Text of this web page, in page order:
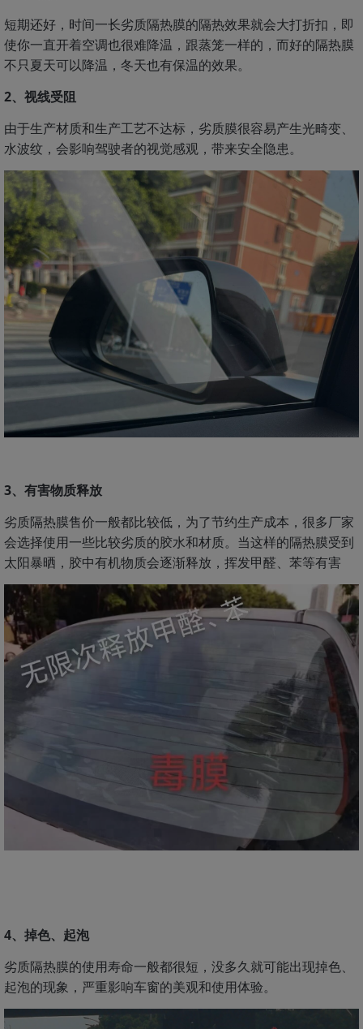
短期还好，时间一长劣质隔热膜的隔热效果就会大打折扣，即
使你一直开着空调也很难降温，跟蒸笼一样的，而好的隔热膜
不只夏天可以降温，冬天也有保温的效果。
2、视线受阻
由于生产材质和生产工艺不达标，劣质膜很容易产生光畸变、
水波纹，会影响驾驶者的视觉感观，带来安全隐患。
3、有害物质释放
劣质隔热膜售价一般都比较低，为了节约生产成本，很多厂家
会选择使用一些比较劣质的胶水和材质。当这样的隔热膜受到
太阳暴晒，胶中有机物质会逐渐释放，挥发甲醛、苯等有害
4、掉色、起泡
劣质隔热膜的使用寿命一般都很短，没多久就可能出现掉色、
起泡的现象，严重影响车窗的美观和使用体验。